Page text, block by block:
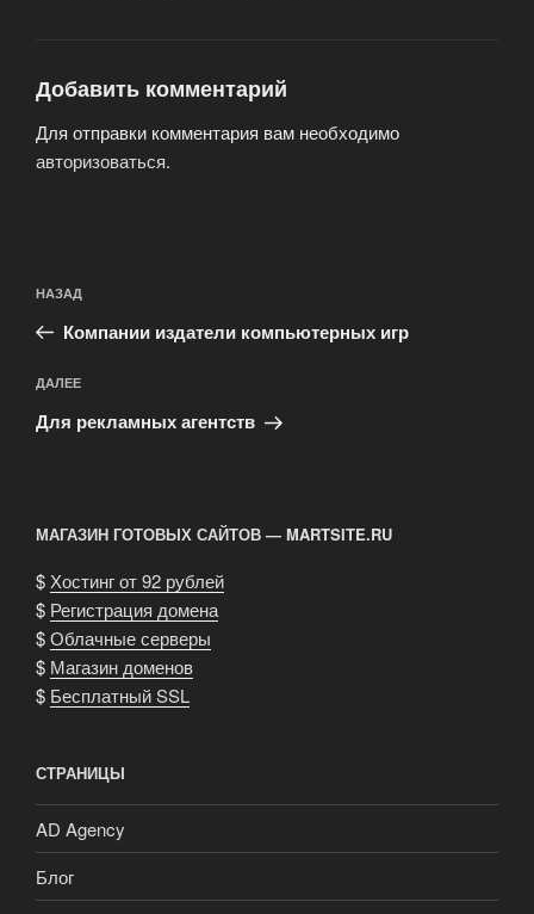
Добавить комментарий
Для отправки комментария вам необходимо
авторизоваться.
по
записям
Предыдущая
запись:
НАЗАД
Компании издатели компьютерных игр
Следующая
запись
ДАЛЕЕ
Для рекламных агентств
МАГАЗИН ГОТОВЫХ САЙТОВ — MARTSITE.RU
$ Хостинг от 92 рублей
$ Регистрация домена
$Облачные серверы
$ Магазин доменов
$ Бесплатный SSL
СТРАНИЦЫ
AD Agency
Блог